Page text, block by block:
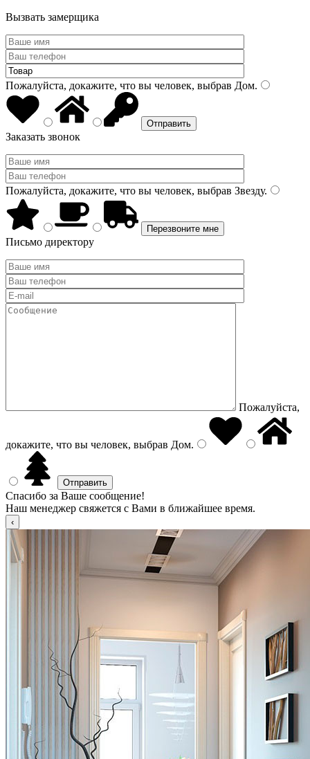
Вызвать замерщика
Пожалуйста, докажите, что вы человек, выбрав Дом.
Заказать звонок
Пожалуйста, докажите, что вы человек, выбрав Звезду.
Письмо директору
Пожалуйста,
докажите, что вы человек, выбрав Дом.
Спасибо за Ваше сообщение!
Наш менеджер свяжется с Вами в ближайшее время.